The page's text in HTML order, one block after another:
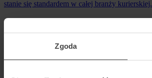
Zgoda
stanie się standardem w całej branży kurierskiej.
Bądź na bieżąco